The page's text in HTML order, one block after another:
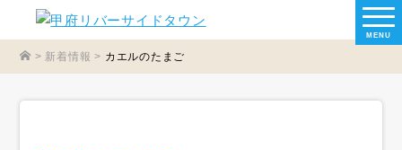
MENU
> 新着情報 > カエルのたまご